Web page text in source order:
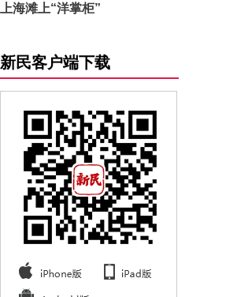
上海滩上“洋掌柜”
新民客户端下载